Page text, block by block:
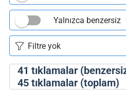
41 tıklamalar
45tıklamalar (toplam)
Yalnızca benzersiz